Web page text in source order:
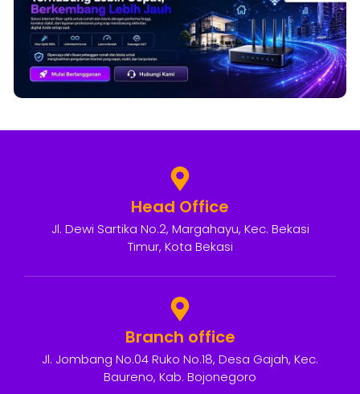
Head Office
Jl. Dewi Sartika No.2, Margahayu, Kec. Bekasi
Timur, Kota Bekasi
Branch office
Jl. Jombang No.04 Ruko No.18, Desa Gajah, Kec.
Baureno, Kab. Bojonegoro